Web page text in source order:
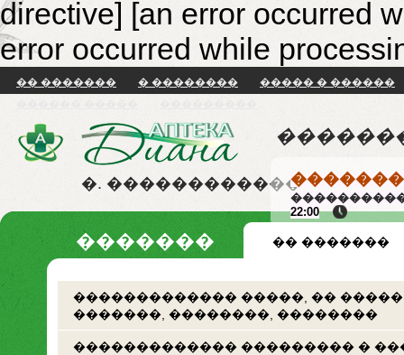
directive] [an error occurred
error occurred while
�� ������� � ��������
����� � ������
�. ������������
22:00
������� �� �������
������������� �����, ��
�������, ��������, ��������
������������� ��������� �